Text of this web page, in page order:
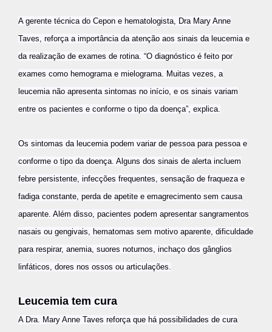
A gerente técnica do Cepon e hematologista, Dra Mary Anne
Taves, reforça a importância da atenção aos sinais da leucemia e
da realização de exames de rotina. “O diagnóstico é feito por
exames como hemograma e mielograma. Muitas vezes, a
leucemia não apresenta sintomas no início, e os sinais variam
entre os pacientes e conforme o tipo da doença”, explica.
Os sintomas da leucemia podem variar de pessoa para pessoa e
conforme o tipo da doença. Alguns dos sinais de alerta incluem
febre persistente, infecções frequentes, sensação de fraqueza e
fadiga constante, perda de apetite e emagrecimento sem causa
aparente. Além disso, pacientes podem apresentar sangramentos
nasais ou gengivais, hematomas sem motivo aparente, dificuldade
para respirar, anemia, suores noturnos, inchaço dos gânglios
linfáticos, dores nos ossos ou articulações.
Leucemia tem cura
A Dra. Mary Anne Taves reforça que há possibilidades de cura